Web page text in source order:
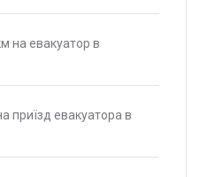
на евакуатор в
приїзд евакуатора в